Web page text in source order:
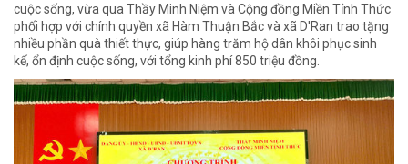
cuộc sống, vừa qua Thầy Minh Niệm và Cộng đồng Miền Tỉnh Thức
phối hợp với chính quyền xã Hàm Thuận Bắc và xã D'Ran trao tặng
nhiều phần quà thiết thực, giúp hàng trăm hộ dân khôi phục sinh
kế, ổn định cuộc sống, với tổng kinh phí 850 triệu đồng.